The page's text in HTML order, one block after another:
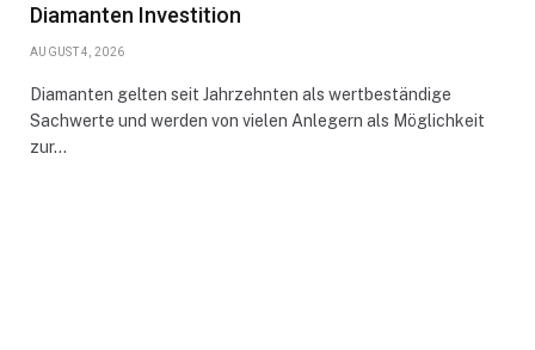
Diamanten Investition
AUGUST 4, 2026
Diamanten gelten seit Jahrzehnten als wertbeständige
Sachwerte und werden von vielen Anlegern als Möglichkeit
zur…